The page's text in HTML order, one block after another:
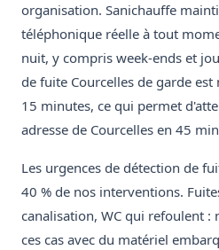
organisation. Sanichauffe
téléphonique réelle à tout
nuit, y compris week-ends et
de fuite Courcelles de garde
15 minutes, ce qui permet
adresse de Courcelles en 45
Les urgences de détection de
40 % de nos interventions.
canalisation, WC qui refoulent :
ces cas avec du matériel